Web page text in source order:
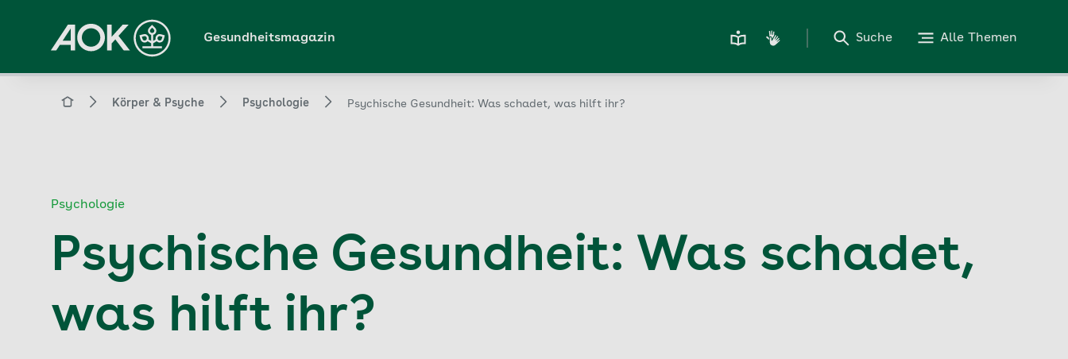
Hauptinhalt
springen
Gesundheitsmagazin Suche Alle Themen
Magazin Körper & Psyche Psychologie Psychische Gesundheit: Was schadet, was hilft ihr?
Psychologie
Psychische Gesundheit: Was schadet,
was hilft ihr?